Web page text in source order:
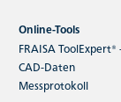
Online-Tools
FRAISA
CAD-Daten
Messprotokoll